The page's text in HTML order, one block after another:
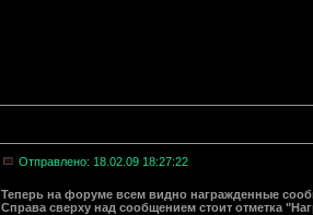
Отправлено: 18.02.09 18:27:22
Теперь на форуме всем видно награжденные
Справа сверху над сообщением стоит отметка